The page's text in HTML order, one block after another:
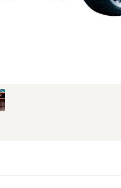
新型時のフロント。写真は海外仕様の為、